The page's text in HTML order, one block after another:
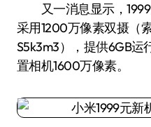
又一消息显示，1999
采用1200万像素双摄（
S5k3m3），提供6GB运
置相机1600万像素。